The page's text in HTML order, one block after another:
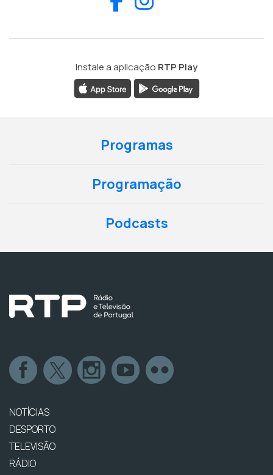
Instale a aplicação RTP Play
Programas
Programação
Podcasts
NOTÍCIAS
DESPORTO
TELEVISÃO
RÁDIO